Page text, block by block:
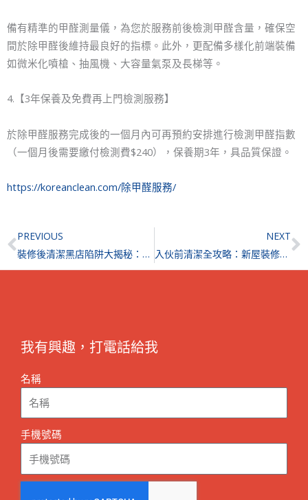
備有精準的甲醛測量儀，為您於服務前後檢測甲醛含量，確保空
間於除甲醛後維持最良好的指標。此外，更配備多樣化前端裝備
如微米化噴槍、抽風機、大容量氣泵及長梯等。
4.【3年保養及免費再上門檢測服務】
於除甲醛服務完成後的一個月內可再預約安排進行檢測甲醛指數
（一個月後需要繳付檢測費$240），保養期3年，具品質保證。
https://koreanclean.com/除甲醛服務/
Prev
PREVIOUS
裝修後清潔黑店陷阱大揭秘：如何選擇優質清潔公司？費用、評價與推介全攻略
NEXT
入伙前清潔全攻略：新屋裝修後除甲醛、滅蟲與深層潔淨指南
我有興趣，打電話給我
名稱
手機號碼